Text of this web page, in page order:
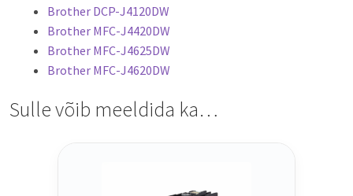
Brother DCP-J4120DW
Brother MFC-J4420DW
Brother MFC-J4625DW
Brother MFC-J4620DW
Sulle võib meeldida ka…